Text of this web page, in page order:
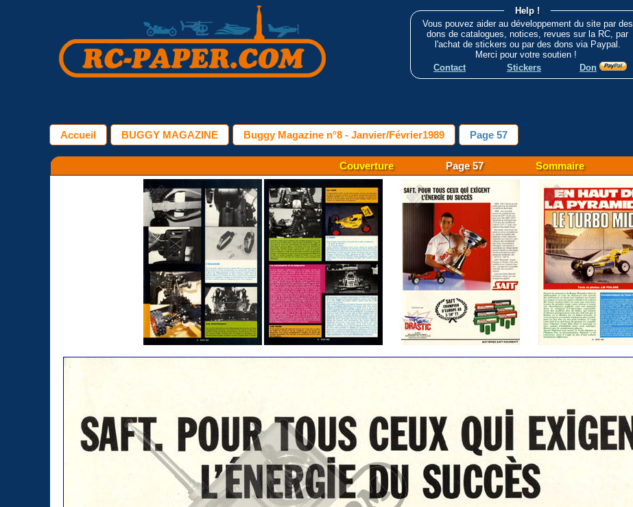
Help !
Vous pouvez aider au développement du site par des
dons de catalogues, notices, revues sur la RC, par
l'achat de stickers ou par des dons via Paypal.
Merci pour votre soutien !
Contact
Stickers Don
Accueil BUGGY MAGAZINE Buggy Magazine n°8 - Janvier/Février1989 Page 57
CouverturePage 57 Sommaire